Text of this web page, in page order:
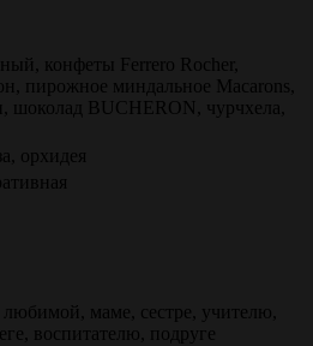
конфеты Ferrero Rocher,
пирожное миндальное Macarons,
шоколад BUCHERON, чурчхела,
орхидея
маме, сестре, учителю,
воспитателю, подруге